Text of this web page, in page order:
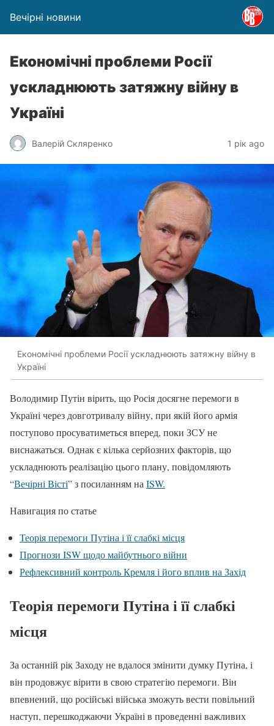
Вечірні новини
Економічні проблеми Росії
ускладнюють затяжну війну в
Україні
Валерій Скляренко 1 рік ago
Економічні проблеми Росії ускладнюють затяжну війну в
Україні
Володимир Путін вірить, що Росія досягне перемоги в
Україні через довготривалу війну, при якій його армія
поступово просуватиметься вперед, поки ЗСУ не
виснажаться. Однак є кілька серйозних факторів, що
ускладнюють реалізацію цього плану, повідомляють
“Вечірні Вісті” з посиланням наISW.
Навигация по статье
Теорія перемоги Путіна і її слабкі місця
Прогнози ISW щодо майбутнього війни
Рефлексивний контроль Кремля і його вплив на Захід
Теорія перемоги Путіна і її слабкі
місця
За останній рік Заходу не вдалося змінити думку Путіна, і
він продовжує вірити в свою стратегію перемоги. Він
впевнений, що російські війська зможуть вести повільний
наступ, перешкоджаючи Україні в проведенні важливих